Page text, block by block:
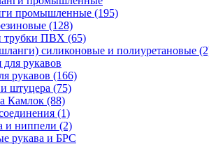
промышленные (195)
(128)
трубки ПВХ (65)
силиконовые и полиуретановые
рукавов (166)
штуцера (75)
Камлок (88)
(1)
и ниппели (2)